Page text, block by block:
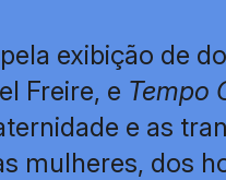
exibição de
Freire, e Tempo
e as
mulheres, dos